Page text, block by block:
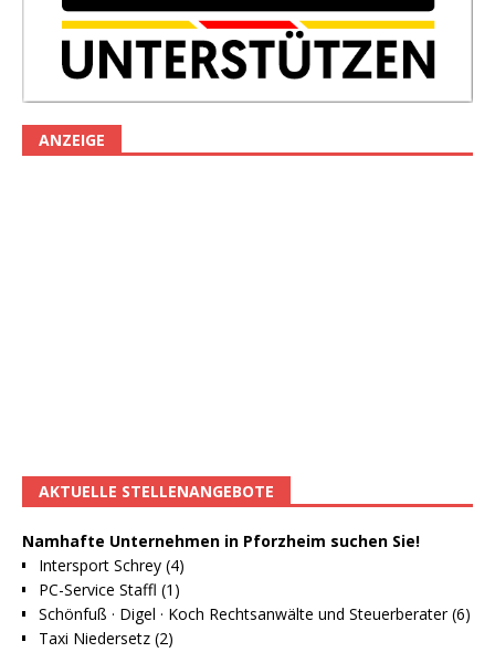
ANZEIGE
AKTUELLE STELLENANGEBOTE
Namhafte Unternehmen in Pforzheim suchen Sie!
Intersport Schrey (4)
PC-Service Staffl (1)
Schönfuß · Digel · Koch Rechtsanwälte und Steuerberater (6)
Taxi Niedersetz (2)